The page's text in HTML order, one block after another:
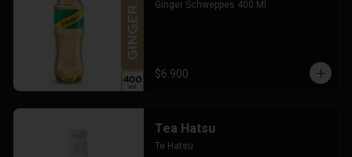
Ginger Schweppes 400 Ml
$6.900
Tea Hatsu
Te Hatsu